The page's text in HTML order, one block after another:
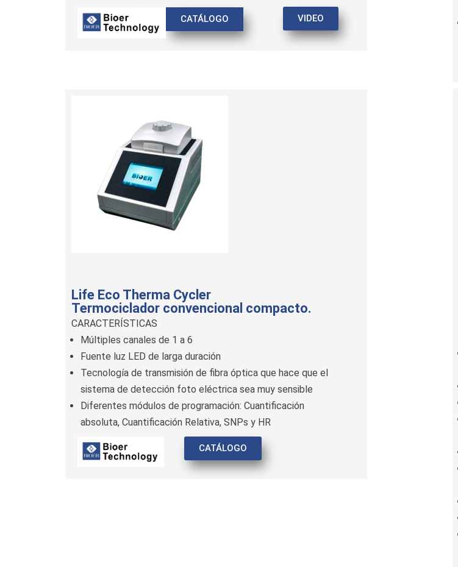
CATÁLOGO VIDEO
Life Eco Therma Cycler
Termociclador convencional compacto.
CARACTERÍSTICAS
Múltiples canales de 1 a 6
Fuente luz LED de larga duración
Tecnología de transmisión de fibra óptica que hace que el
sistema de detección foto eléctrica sea muy sensible
Diferentes módulos de programación: Cuantificación
absoluta, Cuantificación Relativa, SNPs y HR
CATÁLOGO